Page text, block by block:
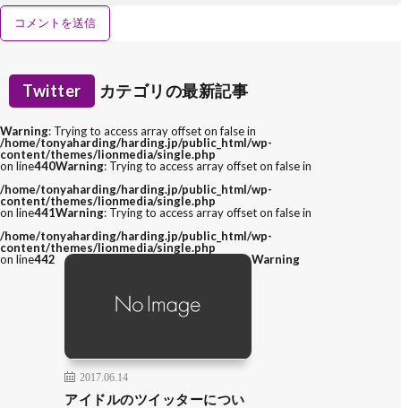
Twitter カテゴリの最新記事
Warning: Trying to access array offset on false in
/home/tonyaharding/harding.jp/public_html/wp-
content/themes/lionmedia/single.php
on line440Warning: Trying to access array offset on false in
/home/tonyaharding/harding.jp/public_html/wp-
content/themes/lionmedia/single.php
on line441Warning: Trying to access array offset on false in
/home/tonyaharding/harding.jp/public_html/wp-
content/themes/lionmedia/single.php
on line442
2017.06.14
アイドルのツイッターについ
Warning